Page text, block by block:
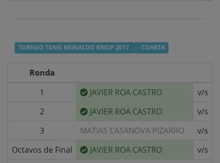
TORNEO TENIS REINALDO KNOP 2017 - CUARTA
Ronda
1
JAVIER ROA CASTRO v/s
2
JAVIER ROA CASTRO v/s
3
MATIAS CASANOVA PIZARRO
v/s
Octavos de Final
JAVIER ROA CASTRO v/s